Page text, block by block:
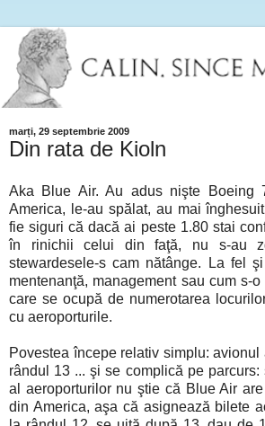
marți, 29 septembrie 2009
Din rata de Kioln
Aka Blue Air. Au adus nişte Boeing
America, le-au spălat, au mai
fie siguri că dacă ai peste 1.80 stai
în rinichii celui din faţă, nu s-au
stewardesele-s cam nătânge. La fel
mentenanţă, management sau cum s-o
care se ocupă de numerotarea
cu aeroporturile.
Povestea începe relativ simplu: avionul
rândul 13 ... şi se complică pe
al aeroporturilor nu ştie că Blue Air
din America, aşa că asignează bilete